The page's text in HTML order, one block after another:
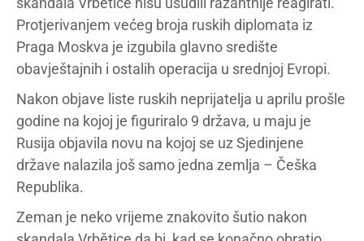
Protjerivanjem većeg broja ruskih diplomata iz
Praga Moskva je izgubila glavno središte
obavještajnih i ostalih operacija u srednjoj Evropi.
Nakon objave liste ruskih neprijatelja u aprilu prošle
godine na kojoj je figuriralo 9 država, u maju je
Rusija objavila novu na kojoj se uz Sjedinjene
države nalazila još samo jedna zemlja – Češka
Republika.
Zeman je neko vrijeme znakovito šutio nakon